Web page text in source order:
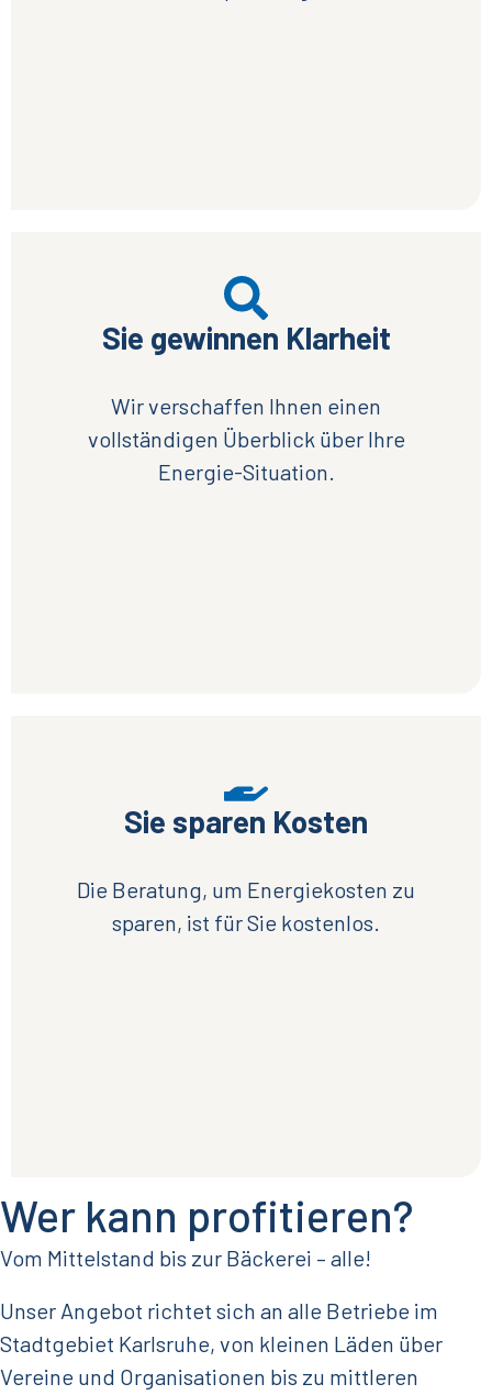
Sie gewinnen Klarheit
Wir verschaffen Ihnen einen
vollständigen Überblick über Ihre
Energie-Situation.
Sie sparen Kosten
Die Beratung, um Energiekosten zu
sparen, ist für Sie kostenlos.
Wer kann profitieren?
Vom Mittelstand bis zur Bäckerei – alle!
Unser Angebot richtet sich an alle Betriebe im
Stadtgebiet Karlsruhe, von kleinen Läden über
Vereine und Organisationen bis zu mittleren